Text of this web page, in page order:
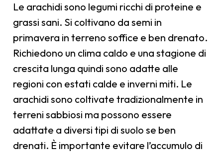
Le arachidi sono legumi ricchi di proteine e
grassi sani. Si coltivano da semi in
primavera in terreno soffice e ben drenato.
Richiedono un clima caldo e una stagione di
crescita lunga quindi sono adatte alle
regioni con estati calde e inverni miti. Le
arachidi sono coltivate tradizionalmente in
terreni sabbiosi ma possono essere
adattate a diversi tipi di suolo se ben
drenati. È importante evitare l’accumulo di